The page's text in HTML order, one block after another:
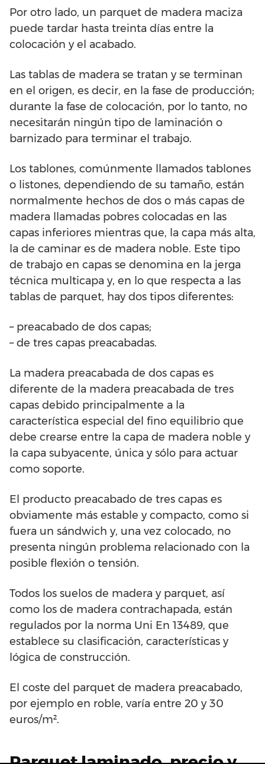
Por otro lado, un parquet de madera maciza
puede tardar hasta treinta días entre la
colocación y el acabado.
Las tablas de madera se tratan y se terminan
en el origen, es decir, en la fase de producción;
durante la fase de colocación, por lo tanto, no
necesitarán ningún tipo de laminación o
barnizado para terminar el trabajo.
Los tablones, comúnmente llamados tablones
o listones, dependiendo de su tamaño, están
normalmente hechos de dos o más capas de
madera llamadas pobres colocadas en las
capas inferiores mientras que, la capa más alta,
la de caminar es de madera noble. Este tipo
de trabajo en capas se denomina en la jerga
técnica multicapa y, en lo que respecta a las
tablas de parquet, hay dos tipos diferentes:
– preacabado de dos capas;
– de tres capas preacabadas.
La madera preacabada de dos capas es
diferente de la madera preacabada de tres
capas debido principalmente a la
característica especial del fino equilibrio que
debe crearse entre la capa de madera noble y
la capa subyacente, única y sólo para actuar
como soporte.
El producto preacabado de tres capas es
obviamente más estable y compacto, como si
fuera un sándwich y, una vez colocado, no
presenta ningún problema relacionado con la
posible flexión o tensión.
Todos los suelos de madera y parquet, así
como los de madera contrachapada, están
regulados por la norma Uni En 13489, que
establece su clasificación, características y
lógica de construcción.
El coste del parquet de madera preacabado,
por ejemplo en roble, varía entre 20 y 30
euros/m².